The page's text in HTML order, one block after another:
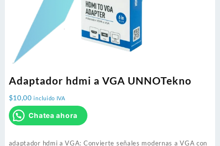
Adaptador hdmi a VGA UNNOTekno
$10,00 incluido IVA
Chatea ahora
adaptador hdmi a VGA: Convierte señales modernas a VGA con